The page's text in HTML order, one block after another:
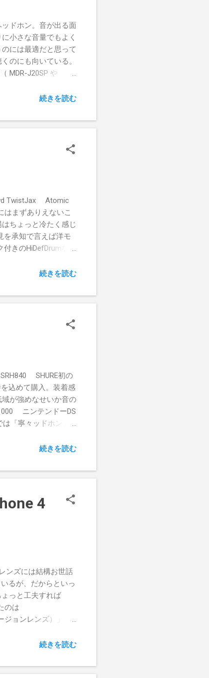
マイチ使いこなせて
る。もっと言えば、
紙が保つなら100年
ドホン。音が出る面
小さな音量でもよく
には最適だと思って
のにも向いている。
MDR-J20SP や
ップは極めて少ない
と同じような感覚。
ホン。今日（9/14）
りヘッドホンやイヤ
低域が少なかったり
続きを読む
TwistJax Atomic
はまずありえないこ
ちょっと冷たく感じ
承知で言えば洋モ
きのHiDefDrumなど
で、価格からすれば
のも良いかもしれな
ンジしてみる価値は
単体で聴いてもさほ
続きを読む
SHURE初の
込めて購入。装着感
が強めなせいか音の
ニンテンドーDS
「寧々ッドホン」
けていられることもあ
独特の味を持つため
続きを読む
4
ンズには結構お世話
るが、だからといっ
っと工夫すれば
のは
ョンレンズ）」
ロレンズ」
写る範囲が狭く、意
続きを読む